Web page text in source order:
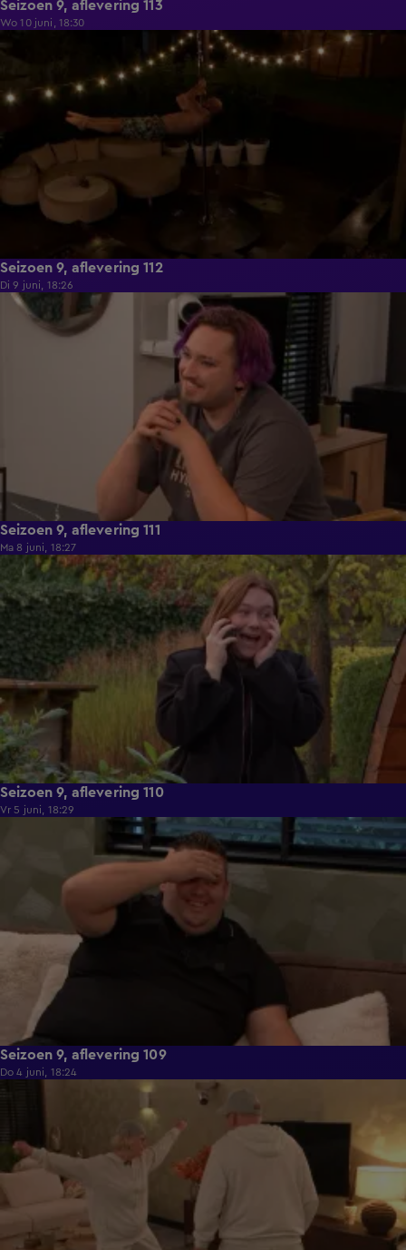
Seizoen 9, aflevering 113
Wo 10 juni, 18:30
21:50
Seizoen 9, aflevering 112
Di 9 juni, 18:26
21:30
Seizoen 9, aflevering 111
Ma 8 juni, 18:27
22:26
Seizoen 9, aflevering 110
Vr 5 juni, 18:29
Seizoen 9, aflevering 109
Do 4 juni, 18:24